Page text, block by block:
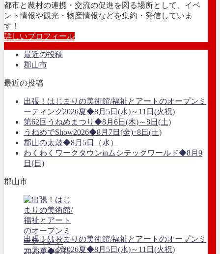
都市と農村の連携・交流の促進を図る場所として、イベ
ント情報や観光・物産情報などを集約・発信していま
す！
詳しいプロフィール
最近の投稿
郡山市
最近の投稿
出張！はじまりの美術館/福祉とアートのオープンミ
ーティング2026夏◆8月5日(水)～11日(火祝)
第62回うねめまつり◆8月6日(木)～8日(土)
うねめでShow2026◆8月7日(金)･8日(土)
郡山の太鼓◆8月5日（水）
わくわくワークタウンinムシテックワールド◆8月9
日(日)
郡山市
出張！はじまりの美術館/福祉とアートのオープンミ
ーティング2026夏◆8月5日(水)～11日(火祝)